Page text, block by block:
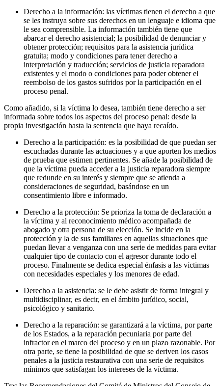
Derecho a la información: las víctimas tienen el derecho a que
se les instruya sobre sus derechos en un lenguaje e idioma que
le sea comprensible. La información también tiene que
abarcar el derecho asistencial; la posibilidad de denunciar y
obtener protección; requisitos para la asistencia jurídica
gratuita; modo y condiciones para tener derecho a
interpretación y traducción; servicios de justicia reparadora
existentes y el modo o condiciones para poder obtener el
reembolso de los gastos sufridos por la participación en el
proceso penal.
Como añadido, si la víctima lo desea, también tiene derecho a ser
informada sobre todos los aspectos del proceso penal: desde la
propia investigación hasta la sentencia que haya recaído.
Derecho a la participación: es la posibilidad de que puedan ser
escuchadas durante las actuaciones y a que aporten los medios
de prueba que estimen pertinentes. Se añade la posibilidad de
que la víctima pueda acceder a la justicia reparadora siempre
que redunde en su interés y siempre que se atienda a
consideraciones de seguridad, basándose en un
consentimiento libre e informado.
Derecho a la protección: Se prioriza la toma de declaración a
la víctima y al reconocimiento médico acompañada de
abogado y otra persona de su elección. Se incide en la
protección y la de sus familiares en aquellas situaciones que
puedan llevar a venganza con una serie de medidas para evitar
cualquier tipo de contacto con el agresor durante todo el
proceso. Finalmente se dedica especial énfasis a las víctimas
con necesidades especiales y los menores de edad.
Derecho a la asistencia: se le debe asistir de forma integral y
multidisciplinar, es decir, en el ámbito jurídico, social,
psicológico y sanitario.
Derecho a la reparación: se garantizará a la víctima, por parte
de los Estados, a la reparación pecuniaria por parte del
infractor en el marco del proceso y en un plazo razonable. Por
otra parte, se tiene la posibilidad de que se deriven los casos
penales a la justicia restaurativa con una serie de requisitos
mínimos que satisfagan los intereses de la víctima.